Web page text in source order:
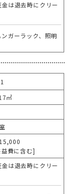
は退去時にクリー
ガーラック、照明
㎡
費に含む]
は退去時にクリー